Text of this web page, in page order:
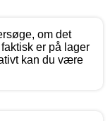
om det
er på lager
kan du være